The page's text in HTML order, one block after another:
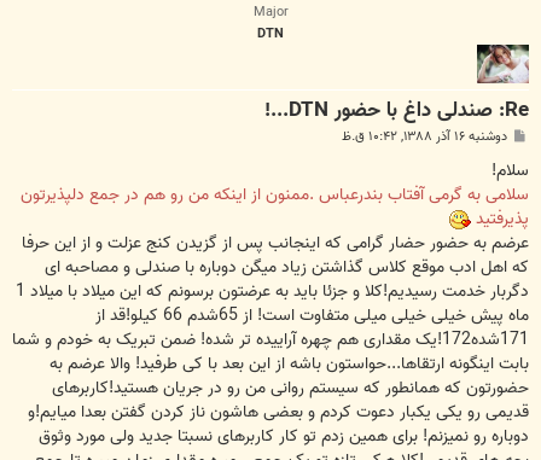
Major
DTN
Re: صندلی داغ با حضور DTN...!
پ
ت
دوشنبه ۱۶ آذر ۱۳۸۸, ۱۰:۴۲ ق.ظ
سلام!
سلامی به گرمی آفتاب بندرعباس .ممنون از اینکه من رو هم در جمع دلپذیرتون
پذیرفتید
عرضم به حضور حضار گرامی که اینجانب پس از گزیدن کنج عزلت و از این حرفا
که اهل ادب موقع کلاس گذاشتن زیاد میگن دوباره با صندلی و مصاحبه ای
دگربار خدمت رسیدیم!کلا و جزئا باید به عرضتون برسونم که این میلاد با میلاد 1
ماه پیش خیلی خیلی میلی متفاوت است! از 65شدم 66 کیلو!قد از
171شده172!یک مقداری هم چهره آراییده تر شده! ضمن تبریک به خودم و شما
بابت اینگونه ارتقاها...حواستون باشه از این بعد با کی طرفید! والا عرضم به
حضورتون که همانطور که سیستم روانی من رو در جریان هستید!کاربرهای
قدیمی رو یکی یکبار دعوت کردم و بعضی هاشون ناز کردن گفتن بعدا میایم!و
دوباره رو نمیزنم! برای همین زدم تو کار کاربرهای نسبتا جدید ولی مورد وثوق